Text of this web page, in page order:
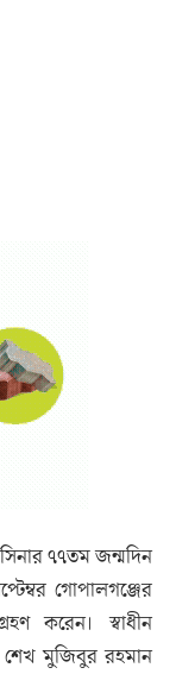
৭৭তম জন্মদিন
গোপালগঞ্জের
করেন। স্বাধীন
শেখ মুজিবুর রহমান